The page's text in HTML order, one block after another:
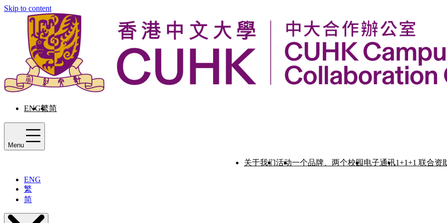
Skip to content
ENG繁简
Menu
关于我们活动一个品牌、两个校园 电子通讯1+1+1 联合资
ENG
繁
简